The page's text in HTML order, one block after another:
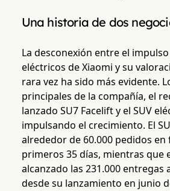
Una historia de dos
La desconexión entre el
eléctricos de Xiaomi y su
rara vez ha sido más evidente.
principales de la compañía, el
lanzado SU7 Facelift y el SUV
impulsando el crecimiento. El
alrededor de 60.000 pedidos en
primeros 35 días, mientras que
alcanzado las 231.000 entregas
desde su lanzamiento en junio